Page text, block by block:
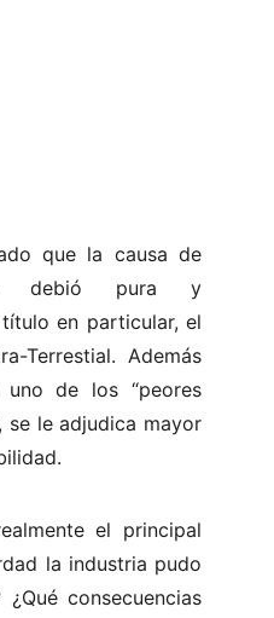
que la causa de
debió pura y
en particular, el
Terrestial. Además
de los “peores
se le adjudica mayor
el principal
la industria pudo
consecuencias